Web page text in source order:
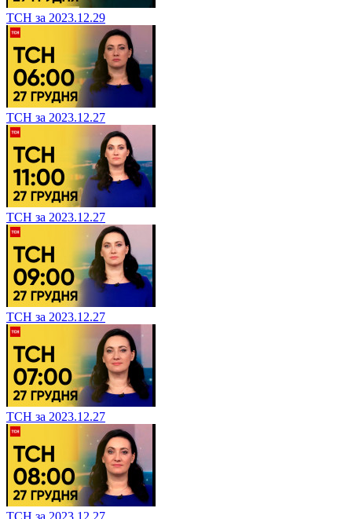
ТСН за 2023.12.29
ТСН за 2023.12.27
ТСН за 2023.12.27
ТСН за 2023.12.27
ТСН за 2023.12.27
ТСН за 2023.12.27